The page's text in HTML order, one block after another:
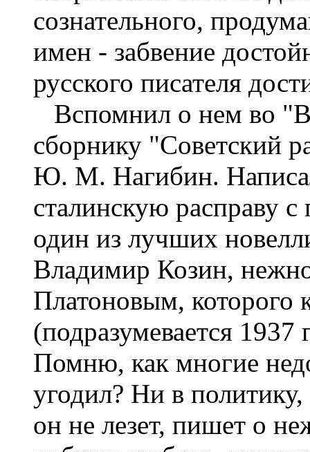
сознательного,
имен - забвение
русского писателя
Вспомнил о нем во
сборнику "Советский
Ю. М. Нагибин.
сталинскую расправу
один из лучших
Владимир Козин,
Платоновым, которого
(подразумевается 1937
Помню, как многие
угодил? Ни в
он не лезет, пишет о